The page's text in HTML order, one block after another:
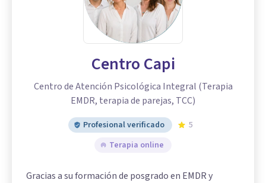
Centro Capi
Centro de Atención Psicológica Integral (Terapia
EMDR, terapia de parejas, TCC)
Profesional verificado
5
Terapia online
Gracias a su formación de posgrado en EMDR y